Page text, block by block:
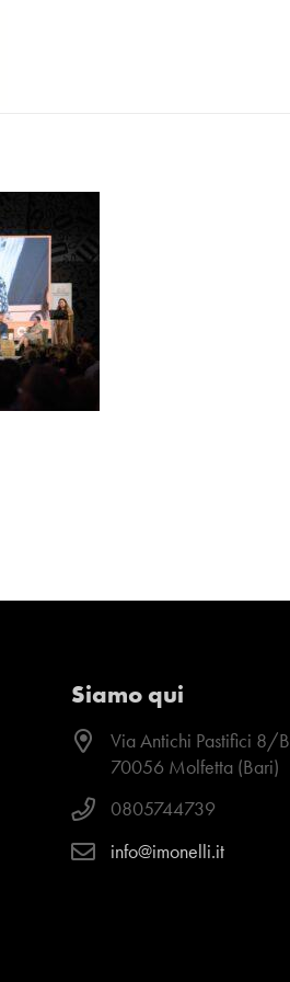
Siamo qui
Via Antichi Pastifici 8/B
70056 Molfetta (Bari)
0805744739
info@imonelli.it